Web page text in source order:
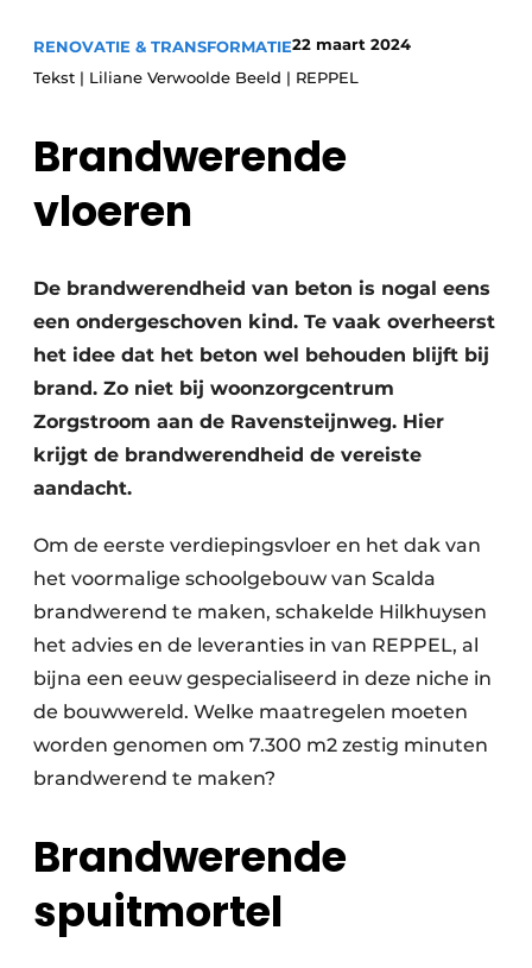
Privacy / Cookie statement
Vacature aanmelden
Video’s
Modulair bouwen
RENOVATIE & TRANSFORMATIE22 maart 2024
Tekst | Liliane Verwoolde Beeld | REPPEL
Brandwerende
vloeren
De brandwerendheid van beton is nogal eens
een ondergeschoven kind. Te vaak overheerst
het idee dat het beton wel behouden blijft bij
brand. Zo niet bij woonzorgcentrum
Zorgstroom aan de Ravensteijnweg. Hier
krijgt de brandwerendheid de vereiste
aandacht.
Om de eerste verdiepingsvloer en het dak van
het voormalige schoolgebouw van Scalda
brandwerend te maken, schakelde Hilkhuysen
het advies en de leveranties in van REPPEL, al
bijna een eeuw gespecialiseerd in deze niche in
de bouwwereld. Welke maatregelen moeten
worden genomen om 7.300 m2 zestig minuten
brandwerend te maken?
Brandwerende
spuitmortel